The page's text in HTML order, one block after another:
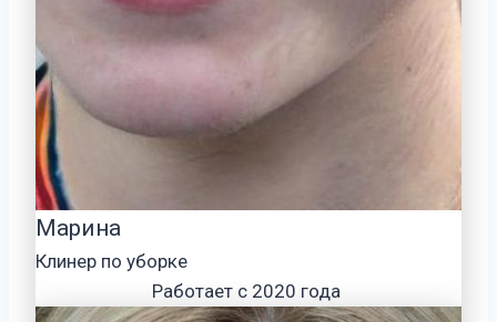
Марина
Клинер по уборке
Работает с 2020 года